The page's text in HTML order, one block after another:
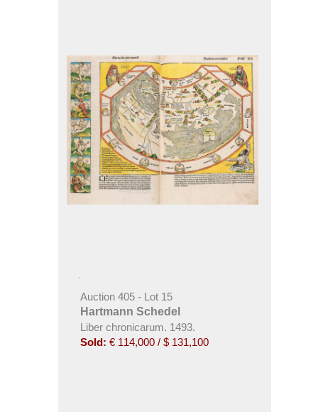
Auction 405 - Lot 15
Hartmann Schedel
Liber chronicarum. 1493.
Sold: € 114,000 / $ 131,100